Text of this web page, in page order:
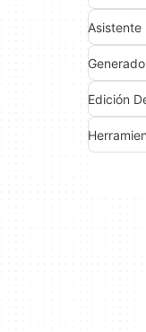
Asistente
Edición